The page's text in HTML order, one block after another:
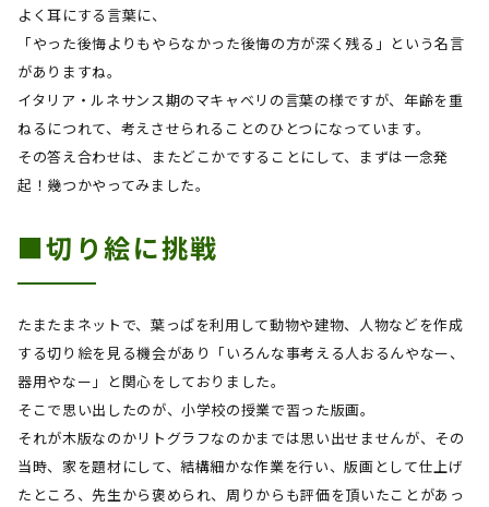
よく耳にする言葉に、
「やった後悔よりもやらなかった後悔の方が深く残る」という名言
がありますね。
イタリア・ルネサンス期のマキャベリの言葉の様ですが、年齢を重
ねるにつれて、考えさせられることのひとつになっています。
その答え合わせは、またどこかですることにして、まずは一念発
起！幾つかやってみました。
■切り絵に挑戦
たまたまネットで、葉っぱを利用して動物や建物、人物などを作成
する切り絵を見る機会があり「いろんな事考える人おるんやなー、
器用やなー」と関心をしておりました。
そこで思い出したのが、小学校の授業で習った版画。
それが木版なのかリトグラフなのかまでは思い出せませんが、その
当時、家を題材にして、結構細かな作業を行い、版画として仕上げ
たところ、先生から褒められ、周りからも評価を頂いたことがあっ